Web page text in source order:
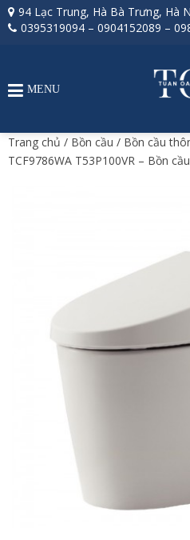
94 Lạc Trung, Hà Bà Trưng, Hà
0395319094 – 0904152089 –
MENU
Trang chủ / Bồn cầu / Bồn cầu
TCF9786WA T53P100VR – Bồn